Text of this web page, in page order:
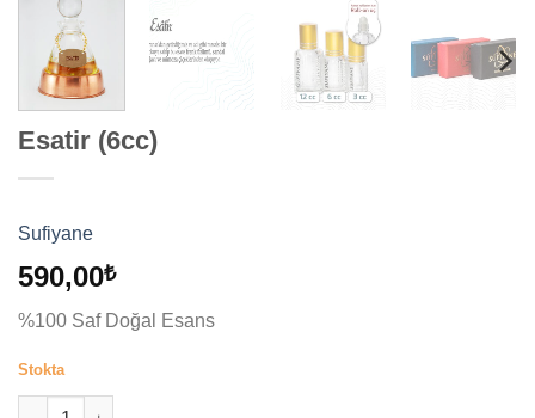
Esatir (6cc)
Sufiyane
590,00₺
%100 Saf Doğal Esans
Stokta
Esatir (6cc) adet